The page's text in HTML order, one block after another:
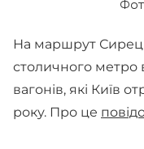
На маршрут
столичного метро
вагонів, які Київ
року. Про це